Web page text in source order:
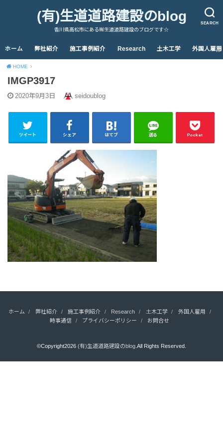
SEARCH
(有)生道道路建設のblog
香川県高松市にある㈲生道道路建設のブログです☆
ホーム 弊社紹介 施工事例紹介 Research 土木工学 外国人雇用
HOME
IMGP3917
2020年9月3日 seidoublog
ツイート シェア はてブ 送る Pocket
ホーム 弊社紹介 施工事例紹介 Research 土木工学
外国人雇用
時事通信
プライバシーポリシー お問合せ
©Copyright2026 (有)生道道路建設のblog.All Rights Reserved.